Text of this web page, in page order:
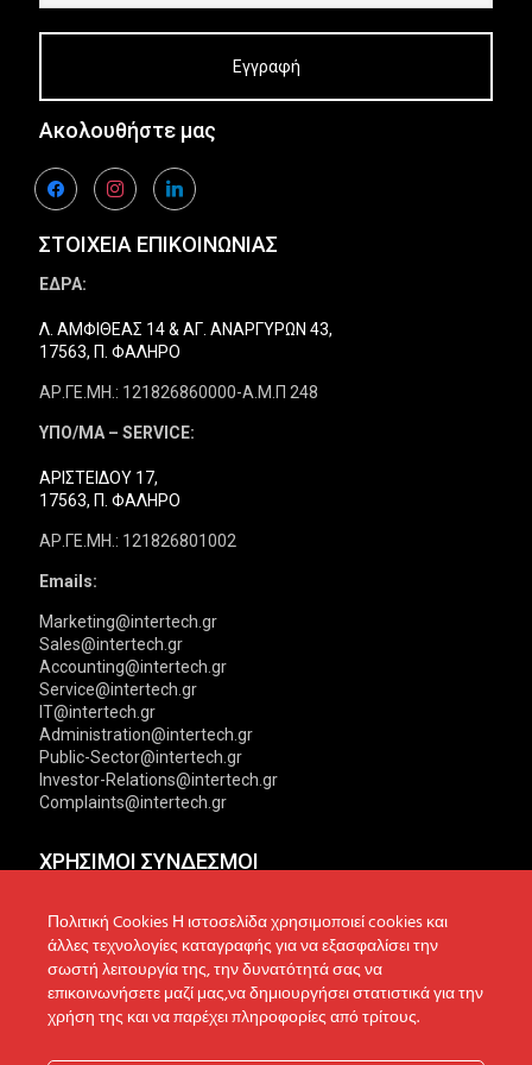
Ακολουθήστε μας
facebookinstagramlinkedin
ΣΤΟΙΧΕΙΑ ΕΠΙΚΟΙΝΩΝΙΑΣ
ΕΔΡΑ:
Λ. ΑΜΦΙΘΕΑΣ 14 & ΑΓ. ΑΝΑΡΓΥΡΩΝ 43,
17563, Π. ΦΑΛΗΡΟ
ΑΡ.ΓΕ.ΜΗ.: 121826860000-Α.Μ.Π 248
ΥΠΟ/ΜΑ – SERVICE:
ΑΡΙΣΤΕΙΔΟΥ 17,
17563, Π. ΦΑΛΗΡΟ
ΑΡ.ΓΕ.ΜΗ.: 121826801002
Emails:
Marketing@intertech.gr
Sales@intertech.gr
Accounting@intertech.gr
Service@intertech.gr
IT@intertech.gr
Administration@intertech.gr
Public-Sector@intertech.gr
Investor-Relations@intertech.gr
Complaints@intertech.gr
ΧΡΗΣΙΜΟΙ ΣΥΝΔΕΣΜΟΙ
Αντιπροσωπείες
Δίκτυο συνεργατών
Τεχνική υποστήριξη
Πολιτική Απορρήτου
Πολιτική Cookies
Πολιτική Προστασίας
Δεδομένων
Πολιτική Cookies Η ιστοσελίδα χρησιμοποιεί cookies και
άλλες τεχνολογίες καταγραφής για να εξασφαλίσει την
σωστή λειτουργία της, την δυνατότητά σας να
επικοινωνήσετε μαζί μας,να δημιουργήσει στατιστικά για την
χρήση της και να παρέχει πληροφορίες από τρίτους.